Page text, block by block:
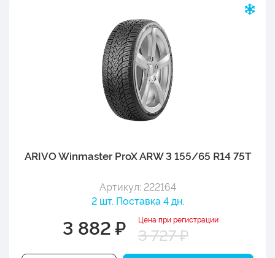
ARIVO Winmaster ProX ARW 3 155/65 R14 75T
Артикул: 222164
2 шт. Поставка 4 дн.
3 882 ₽ Цена при регистрации
3 727 ₽